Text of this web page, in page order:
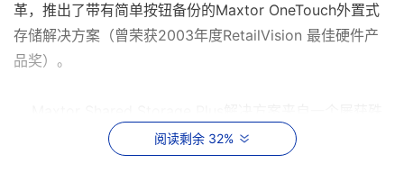
革，推出了带有简单按钮备份的Maxtor OneTouch外置式
存储解决方案（曾荣获2003年度RetailVision 最佳硬件产
品奖）。
荣的系列产品家族，非常适合那些使用有线和无线网络并希
望从一个集中位置同时备份、共享、串流和打印数码文件的
阅读剩余 32%